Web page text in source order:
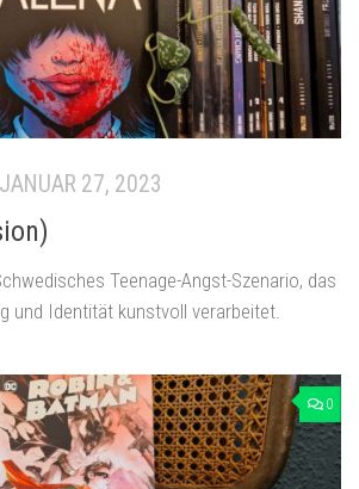
JANUAR 27, 2023
Teenage-Angst-Szenario, das
und Identität kunstvoll verarbeitet.
0